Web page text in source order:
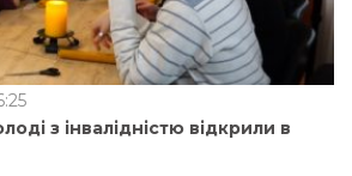
з інвалідністю відкрили в